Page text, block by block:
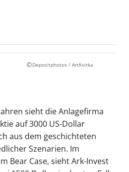
©Depositphotos / ArtKvitka
sieht die Anlagefirma
auf 3000 US-Dollar
aus dem geschichteten
Szenarien. Im
Bear Case, sieht Ark-Invest